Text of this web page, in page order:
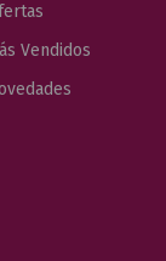
Vendidos